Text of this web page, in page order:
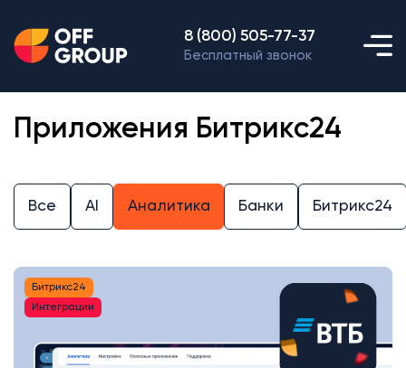
8 (800) 505-77-37
Бесплатный звонок
Приложения Битрикс24
Все AI Аналитика Банки Битрикс24
Битрикс24
Интеграции